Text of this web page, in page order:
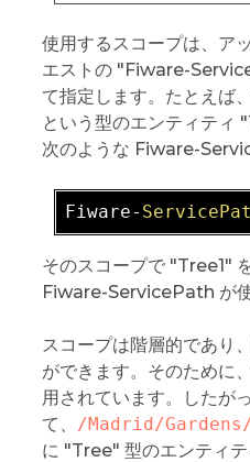
使用するスコープは、ア
エストの "Fiware-
て指定します。たとえ
という型のエンティティ
次のような Fiware-
Fiware-
そのスコープで "Tree1"
Fiware-ServicePath が使
スコープは階層的であり
ができます。そのために
用されています。したがっ
て、 /Madrid/
に "Tree" 型のエンティ